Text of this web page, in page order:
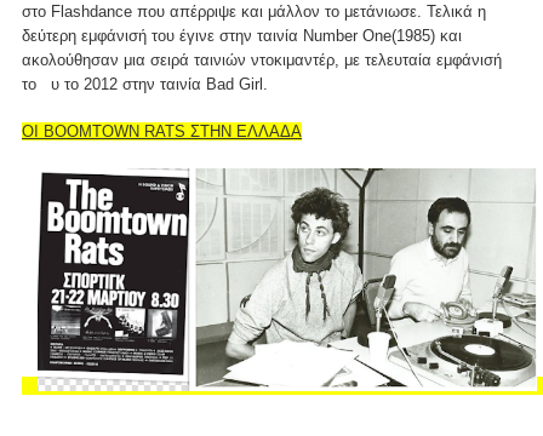
στο Flashdance που απέρριψε και μάλλον το μετάνιωσε. Τελικά η
δεύτερη εμφάνισή του έγινε στην ταινία Number One(1985) και
ακολούθησαν μια σειρά ταινιών ντοκιμαντέρ, με τελευταία εμφάνισή
το υ το 2012 στην ταινία Bad Girl.
OI BOOMTOWN RATS ΣΤΗΝ ΕΛΛΑΔΑ